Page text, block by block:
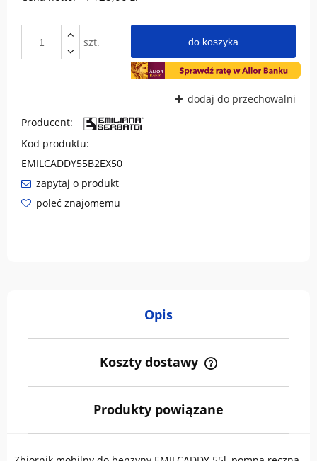
szt. do koszyka
dodaj do przechowalni
Producent:
Kod produktu:
EMILCADDY55B2EX50
zapytaj o produkt
poleć znajomemu
Opis
Koszty dostawy
Cena nie zawiera ewentualnych kosztów płatności
Produkty powiązane